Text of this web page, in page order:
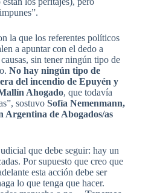
la que los referentes políticos
a apuntar con el dedo a
sin tener ningún tipo de
No hay ningún tipo de
del incendio de Epuyén y
Ahogado, que todavía
sostuvo Sofía Nemenmann,
Argentina de Abogados/as
que debe seguir: hay un
Por supuesto que creo que
esta acción debe ser
lo que tenga que hacer.